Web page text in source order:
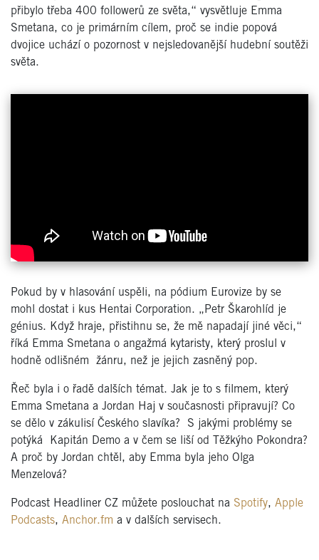
přibylo třeba 400 followerů ze světa,“ vysvětluje Emma
Smetana, co je primárním cílem, proč se indie popová
dvojice uchází o pozornost v nejsledovanější hudební soutěži
světa.
Pokud by v hlasování uspěli, na pódium Eurovize by se
mohl dostat i kus Hentai Corporation. „Petr Škarohlíd je
génius. Když hraje, přistihnu se, že mě napadají jiné věci,“
říká Emma Smetana o angažmá kytaristy, který proslul v
hodně odlišném žánru, než je jejich zasněný pop.
Řeč byla i o řadě dalších témat. Jak je to s filmem, který
Emma Smetana a Jordan Haj v současnosti připravují? Co
se dělo v zákulisí Českého slavíka? S jakými problémy se
potýká Kapitán Demo a v čem se liší od Těžkýho Pokondra?
A proč by Jordan chtěl, aby Emma byla jeho Olga
Menzelová?
Podcast Headliner CZ můžete poslouchat na Spotify, Apple
Podcasts, Anchor.fm a v dalších servisech.